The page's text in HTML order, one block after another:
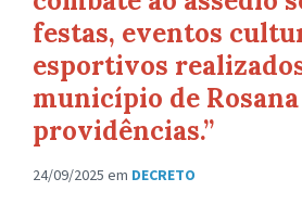
festas, eventos
esportivos
município de
providências.”
24/09/2025 em DECRETO